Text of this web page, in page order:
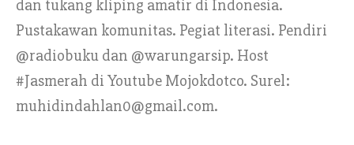
dan tukang kliping amatir di Indonesia.
Pustakawan komunitas. Pegiat literasi. Pendiri
@radiobuku dan @warungarsip. Host
#Jasmerah di Youtube Mojokdotco. Surel:
muhidindahlan0@gmail.com.